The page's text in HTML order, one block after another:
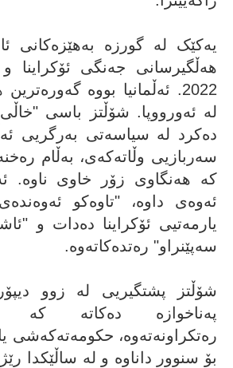
یەکێک لە گورزە بەهێزەکانی
هەڵگیرسانی جەنگی ئۆکراینا
2022. ئەڵمانیا بووە
لە ئەورووپا. شۆڵتز باسی
دەکرد لە سیاسەتی بەرگریی
سەربازیی وڵاتەکەی، بەڵام
کە هەنگاوی زۆر خاوی ناوە.
ئەوەی داوە، "تاوەکو
یارمەتیی ئۆکراینا دەدات و
سەپێنراو" رەتدەکاتەوە.
شۆڵتز پشتگیریی لە زوو
پەناخوازە دەکاتە کە
رەتکراونەتەوە، حکومەتەکەشی
بۆ سنوور داناوە و لە ساڵێکدا